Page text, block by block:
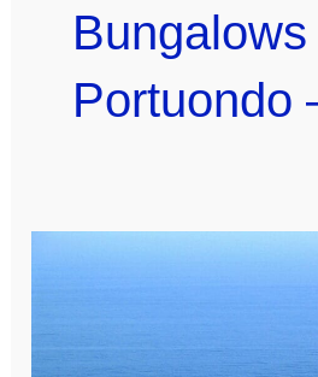
Bungalows
Portuondo